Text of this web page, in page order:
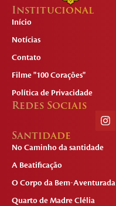
Institucional
Início
Notícias
Contato
Filme "100 Corações"
Política de Privacidade
Redes Sociais
Santidade
No Caminho da santidade
A Beatificação
O Corpo da Bem-Aventurada
Quarto de Madre Clélia